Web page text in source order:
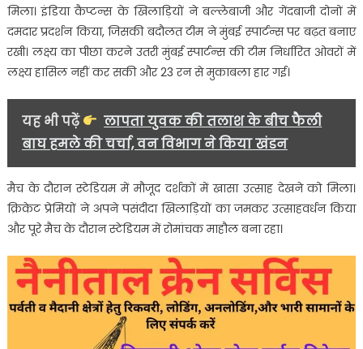
मिला। इंडिया कैप्टन्स के खिलाड़ियों ने बल्लेबाजी और गेंदबाजी दोनों में
दमदार प्रदर्शन किया, जिसकी बदौलत टीम ने मुंबई स्पार्टन्स पर बढ़त बनाए
रखी। लक्ष्य का पीछा करने उतरी मुंबई स्पार्टन्स की टीम निर्धारित ओवरों में
लक्ष्य हासिल नहीं कर सकी और 23 रन से मुकाबला हार गई।
यह भी पढ़ें
लापता युवक की तलाश के बीच फैली
बाघ हमले की चर्चा, वन विभाग ने किया खंडन
मैच के दौरान स्टेडियम में मौजूद दर्शकों में खासा उत्साह देखने को मिला।
क्रिकेट प्रेमियों ने अपने पसंदीदा खिलाड़ियों का जमकर उत्साहवर्धन किया
और पूरे मैच के दौरान स्टेडियम में रोमांचक माहौल बना रहा।